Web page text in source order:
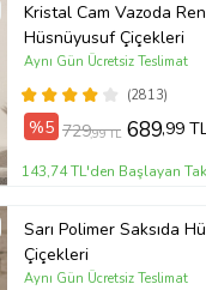
Kristal Cam Vazoda
Hüsnüyusuf Çiçekleri
(2813)
Aynı Gün Ücretsiz Teslimat
%5 729,99 TL 689,99
143,74 TL'den Başlayan
Sarı Polimer Saksıda
Çiçekleri
Aynı Gün Ücretsiz Teslimat